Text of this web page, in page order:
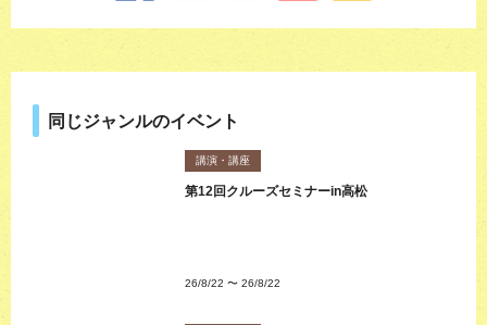
同じジャンルのイベント
講演・講座
第12回クルーズセミナーin高松
26/8/22 〜 26/8/22